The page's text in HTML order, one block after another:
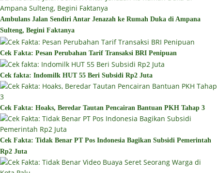
Ambulans Jalan Sendiri Antar Jenazah ke Rumah Duka di Ampana
Sulteng, Begini Faktanya
Cek Fakta: Pesan Perubahan Tarif Transaksi BRI Penipuan
Cek fakta: Indomilk HUT 55 Beri Subsidi Rp2 Juta
Cek Fakta: Hoaks, Beredar Tautan Pencairan Bantuan PKH Tahap 3
Cek Fakta: Tidak Benar PT Pos Indonesia Bagikan Subsidi Pemerintah
Rp2 Juta